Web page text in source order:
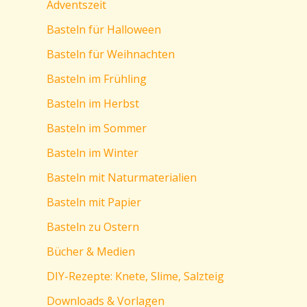
Adventszeit
Basteln für Halloween
Basteln für Weihnachten
Basteln im Frühling
Basteln im Herbst
Basteln im Sommer
Basteln im Winter
Basteln mit Naturmaterialien
Basteln mit Papier
Basteln zu Ostern
Bücher & Medien
DIY-Rezepte: Knete, Slime, Salzteig
Downloads & Vorlagen